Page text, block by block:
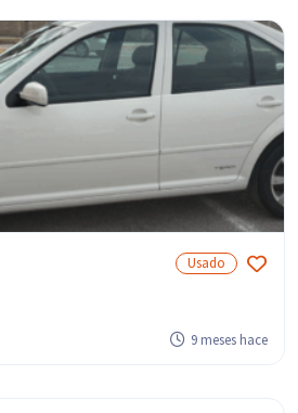
Usado
9 meses hace